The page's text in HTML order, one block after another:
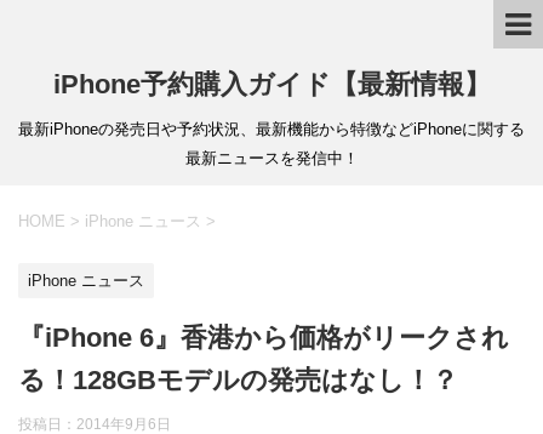
iPhone予約購入ガイド【最新情報】
最新iPhoneの発売日や予約状況、最新機能から特徴などiPhoneに関する
最新ニュースを発信中！
HOME > iPhone ニュース >
iPhone ニュース
『iPhone 6』香港から価格がリークされ
る！128GBモデルの発売はなし！？
投稿日： 2014年9月6日